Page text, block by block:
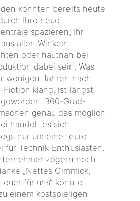
könnten bereits heute
Ihre neue
spazieren, Ihr
allen Winkeln
oder hautnah bei
dabei sein. Was
wenigen Jahren nach
Fiction klang, ist längst
360-Grad-
genau das möglich
handelt es sich
nur um eine teure
für Technik-Enthusiasten.
zögern noch.
„Nettes Gimmick,
für uns“ könnte
einem kostspieligen